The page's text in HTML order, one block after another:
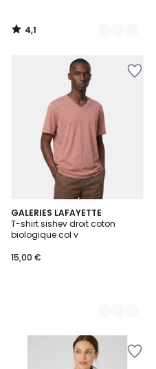
4,1
/
GALERIES LAFAYETTE
T-shirt sishev droit coton
biologique col v
15,00 €
8
Couleurs